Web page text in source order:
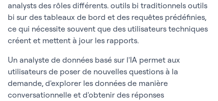
analysts des rôles différents. outils bi traditionnels outils
bi sur des tableaux de bord et des requêtes prédéfinies,
ce qui nécessite souvent que des utilisateurs techniques
créent et mettent à jour les rapports.
Un analyste de données basé sur l'IA permet aux
utilisateurs de poser de nouvelles questions à la
demande, d'explorer les données de manière
conversationnelle et d'obtenir des réponses